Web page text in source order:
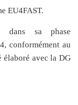
EU4FAST.
dans sa phase
conformément au
élaboré avec la DG